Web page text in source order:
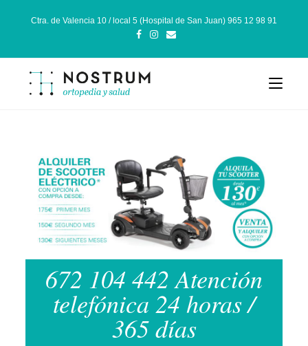
Ctra. de Valencia 10 / local 5 (Hospital de San Juan) 965 12 98 91
672 104 442 Atención
telefónica 24 horas /
365 días